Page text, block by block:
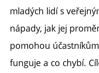
mladých lidí s
nápady, jak jej
pomohou
funguje a co chybí.